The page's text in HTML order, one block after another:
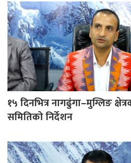
१५ दिनभित्र नागढुंगा–मुग्लिङ
समितिको निर्देशन